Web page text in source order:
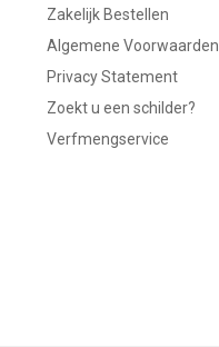
Zakelijk Bestellen
Algemene Voorwaarden
Privacy Statement
Zoekt u een schilder?
Verfmengservice